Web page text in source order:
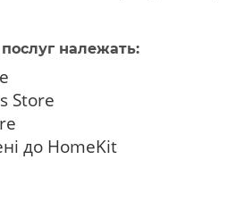
належать:
Store
до HomeKit